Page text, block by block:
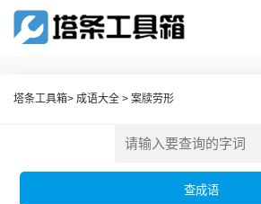
塔条工具箱> 成语大全 > 案牍劳形